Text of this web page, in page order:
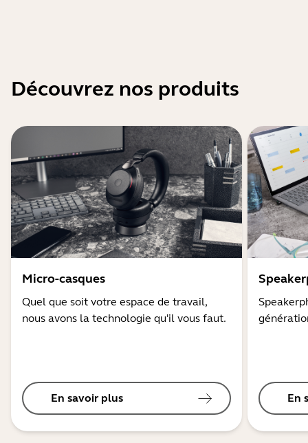
Découvrez nos produits
Micro-casques
Quel que soit votre espace de travail,
nous avons la technologie qu'il vous faut.
En savoir plus En